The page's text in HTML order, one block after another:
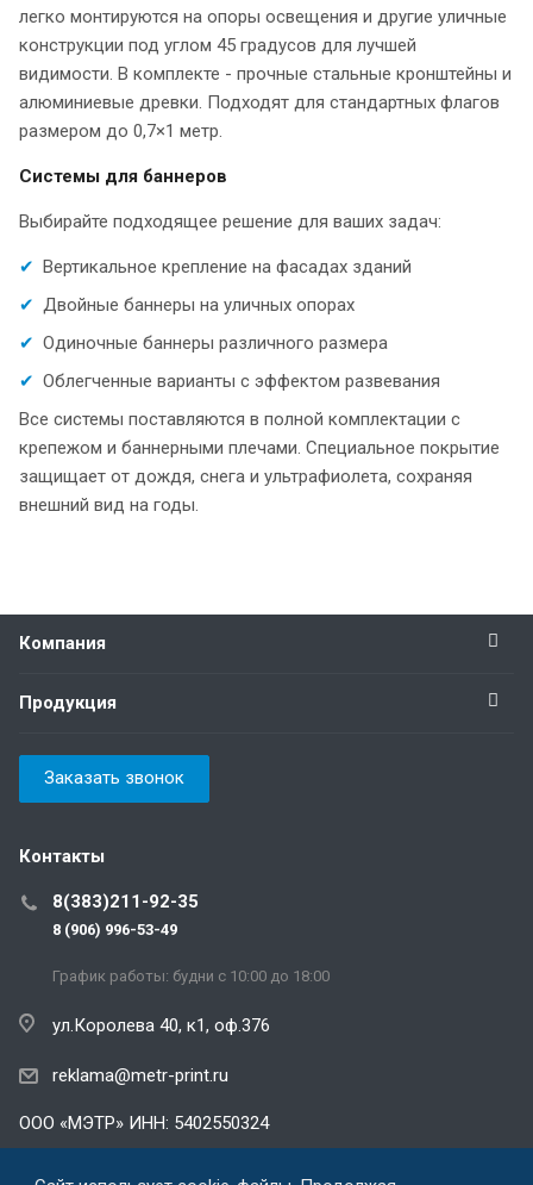
легко монтируются на опоры освещения и другие уличные
конструкции под углом 45 градусов для лучшей
видимости. В комплекте - прочные стальные кронштейны и
алюминиевые древки. Подходят для стандартных флагов
размером до 0,7×1 метр.
Системы для баннеров
Выбирайте подходящее решение для ваших задач:
Вертикальное крепление на фасадах зданий
Двойные баннеры на уличных опорах
Одиночные баннеры различного размера
Облегченные варианты с эффектом развевания
Все системы поставляются в полной комплектации с
крепежом и баннерными плечами. Специальное покрытие
защищает от дождя, снега и ультрафиолета, сохраняя
внешний вид на годы.
Компания
Продукция
Заказать звонок
Контакты
8(383)211-92-35
8 (906) 996-53-49
График работы: будни с 10:00 до 18:00
ул.Королева 40, к1, оф.376
reklama@metr-print.ru
ООО «МЭТР» ИНН: 5402550324